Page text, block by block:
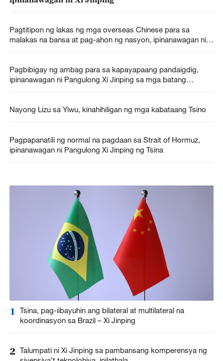
Pagtitipon ng lakas ng mga overseas Chinese para sa
malakas na bansa at pag-ahon ng nasyon, ipinanawagan ni
Pagbibigay ng ambag para sa kapayapaang pandaigdig,
ipinanawagan ni Pangulong Xi Jinping sa mga batang
Nayong Lizu sa Yiwu, kinahihiligan ng mga kabataang Tsino
Pagpapanatili ng normal na pagdaan sa Strait of Hormuz,
ipinanawagan ni Pangulong Xi Jinping ng Tsina
1
Tsina, pag-iibayuhin ang bilateral at multilateral na
koordinasyon sa Brazil – Xi Jinping
2 Talumpati ni Xi Jinping sa pambansang komperensya ng